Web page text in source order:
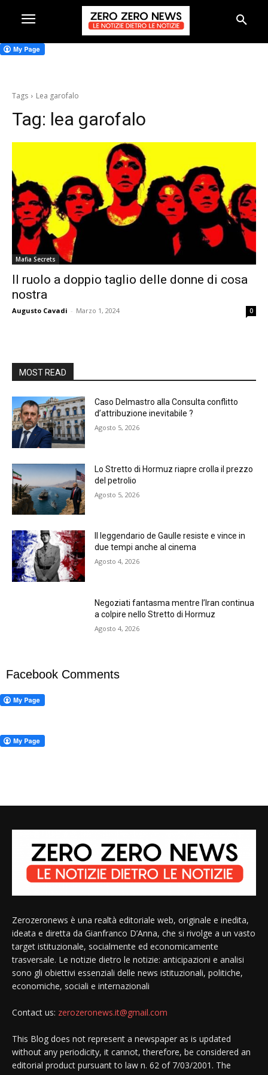
Tags Lea garofalo
Tag: lea garofalo
Mafia Secrets
Il ruolo a doppio taglio delle donne di cosa
nostra
Augusto Cavadi - Marzo 1, 2024 0
MOST READ
Caso Delmastro alla Consulta conflitto
d’attribuzione inevitabile ?
Agosto 5, 2026
Lo Stretto di Hormuz riapre crolla il prezzo
del petrolio
Agosto 5, 2026
Il leggendario de Gaulle resiste e vince in
due tempi anche al cinema
Agosto 4, 2026
Negoziati fantasma mentre l’Iran continua
a colpire nello Stretto di Hormuz
Agosto 4, 2026
Facebook Comments
Zerozeronews è una realtà editoriale web, originale e inedita,
ideata e diretta da Gianfranco D’Anna, che si rivolge a un vasto
target istituzionale, socialmente ed economicamente
trasversale. Le notizie dietro le notizie: anticipazioni e analisi
sono gli obiettivi essenziali delle news istituzionali, politiche,
economiche, sociali e internazionali
Contact us: zerozeronews.it@gmail.com
This Blog does not represent a newspaper as is updated
without any periodicity, it cannot, therefore, be considered an
editorial product pursuant to law n. 62 of 7/03/2001. The